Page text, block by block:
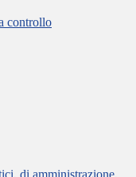
controllo